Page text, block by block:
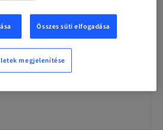
Összes süti elfogadása
megjelenítése